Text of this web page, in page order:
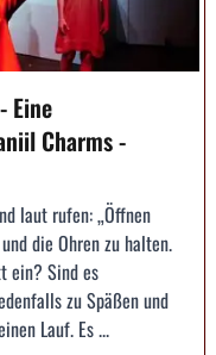
Eine
Charms -
laut rufen: „Öffnen
die Ohren zu halten.
ein? Sind es
zu Späßen und
Lauf. Es ...